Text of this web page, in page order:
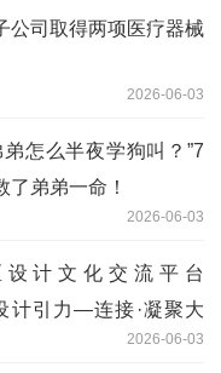
公司取得两项医疗器械
2026-06-03
怎么半夜学狗叫？”7
了弟弟一命！
2026-06-03
计文化交流平台
计引力—连接·凝聚大
2026-06-03